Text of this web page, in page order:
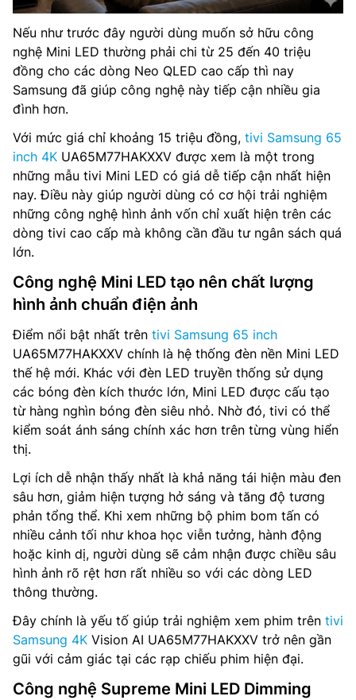
Nếu như trước đây người dùng muốn sở hữu công
nghệ Mini LED thường phải chi từ 25 đến 40 triệu
đồng cho các dòng Neo QLED cao cấp thì nay
Samsung đã giúp công nghệ này tiếp cận nhiều gia
đình hơn.
Với mức giá chỉ khoảng 15 triệu đồng, tivi Samsung 65
inch 4K UA65M77HAKXXV được xem là một trong
những mẫu tivi Mini LED có giá dễ tiếp cận nhất hiện
nay. Điều này giúp người dùng có cơ hội trải nghiệm
những công nghệ hình ảnh vốn chỉ xuất hiện trên các
dòng tivi cao cấp mà không cần đầu tư ngân sách quá
lớn.
Công nghệ Mini LED tạo nên chất lượng
hình ảnh chuẩn điện ảnh
Điểm nổi bật nhất trên tivi Samsung 65 inch
UA65M77HAKXXV chính là hệ thống đèn nền Mini LED
thế hệ mới. Khác với đèn LED truyền thống sử dụng
các bóng đèn kích thước lớn, Mini LED được cấu tạo
từ hàng nghìn bóng đèn siêu nhỏ. Nhờ đó, tivi có thể
kiểm soát ánh sáng chính xác hơn trên từng vùng hiển
thị.
Lợi ích dễ nhận thấy nhất là khả năng tái hiện màu đen
sâu hơn, giảm hiện tượng hở sáng và tăng độ tương
phản tổng thể. Khi xem những bộ phim bom tấn có
nhiều cảnh tối như khoa học viễn tưởng, hành động
hoặc kinh dị, người dùng sẽ cảm nhận được chiều sâu
hình ảnh rõ rệt hơn rất nhiều so với các dòng LED
thông thường.
Đây chính là yếu tố giúp trải nghiệm xem phim trên tivi
Samsung 4K Vision AI UA65M77HAKXXV trở nên gần
gũi với cảm giác tại các rạp chiếu phim hiện đại.
Công nghệ Supreme Mini LED Dimming